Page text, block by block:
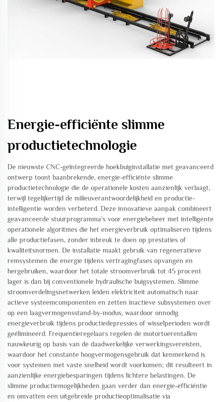
Energie-efficiënte slimme
productietechnologie
De nieuwste CNC-geïntegreerde hoekbuiginstallatie met geavanceerd
ontwerp toont baanbrekende, energie-efficiënte slimme
productietechnologie die de operationele kosten aanzienlijk verlaagt,
terwijl tegelijkertijd de milieuverantwoordelijkheid en productie-
intelligentie worden verbeterd. Deze innovatieve aanpak combineert
geavanceerde stuurprogramma’s voor energiebeheer met intelligente
operationele algoritmes die het energieverbruik optimaliseren tijdens
alle productiefasen, zonder inbreuk te doen op prestaties of
kwaliteitsnormen. De installatie maakt gebruik van regeneratieve
remsystemen die energie tijdens vertragingfases opvangen en
hergebruiken, waardoor het totale stroomverbruik tot 45 procent
lager is dan bij conventionele hydraulische buigsystemen. Slimme
stroomverdelingsnetwerken leiden elektriciteit automatisch naar
actieve systeemcomponenten en zetten inactieve subsystemen over
op een laagvermogensstand-by-modus, waardoor onnodig
energieverbruik tijdens productiedepressies of wisselperioden wordt
geëlimineerd. Frequentieregelaars regelen de motortoerentallen
nauwkeurig op basis van de daadwerkelijke verwerkingsvereisten,
waardoor het constante hoogvermogensgebruik dat kenmerkend is
voor systemen met vaste snelheid wordt voorkomen; dit resulteert in
aanzienlijke energiebesparingen tijdens lichtere belastingen. De
slimme productiemogelijkheden gaan verder dan energie-efficiëntie
en omvatten een uitgebreide productieoptimalisatie via